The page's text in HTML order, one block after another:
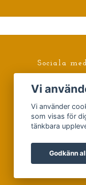
Sociala
Facebook
Vi
Vi använder
som visas för
tänkbara
Godkänn